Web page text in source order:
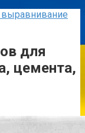
для
цемента,